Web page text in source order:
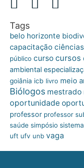
Tags
belo horizonte
capacitação
público curso cursos
ambiental
goiânia icb livro meio
Biólogos mestrado
oportunidade
professor professor
saúde simpósio
uft ufv unb vaga